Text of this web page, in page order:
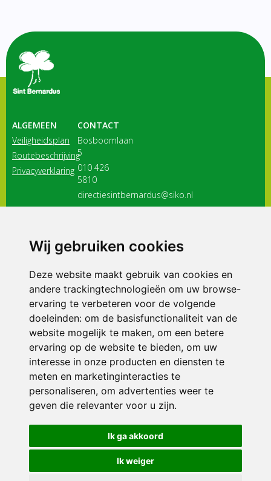
Wij gebruiken cookies
Deze website maakt gebruik van cookies en
andere trackingtechnologieën om uw browse-
ervaring te verbeteren voor de volgende
doeleinden: om de basisfunctionaliteit van de
website mogelijk te maken, om een betere
ervaring op de website te bieden, om uw
interesse in onze producten en diensten te
meten en marketinginteracties te
personaliseren, om advertenties weer te
geven die relevanter voor u zijn.
Ik ga akkoord
Ik weiger
ALGEMEEN
Veiligheidsplan
Routebeschrijving
Privacyverklaring
CONTACT
Bosboomlaan
5
010 426
5810
directiesintbernardus@siko.nl
3116 JB
ONDERDEEL VAN
© 2026 Sint Bernardus | Alle rechten voorbehouden
Privacy policy|Disclaimer| Klachtenregeling|RSIN en Anbi
voorkeuren
Crealisatie The MindOffice